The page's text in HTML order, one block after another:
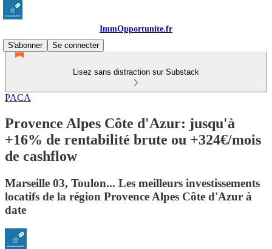
ImmOpportunite.fr
S'abonner
Se connecter
Lisez sans distraction sur Substack
PACA
Provence Alpes Côte d'Azur: jusqu'à
+16% de rentabilité brute ou +324€/mois
de cashflow
Marseille 03, Toulon... Les meilleurs investissements
locatifs de la région Provence Alpes Côte d'Azur à
date